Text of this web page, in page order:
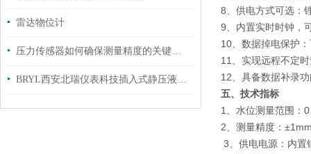
雷达物位计
压力传感器如何确保测量精度的关键步骤？
BRYL西安北瑞仪表科技插入式静压液位计
8、供电方式可选：
9、内置实时时钟，
10、数据掉电保护
11、实现远程不定
12、具备数据补录
五、技术指标
1、水位测量范围：
2、测量精度：
3、供电电源：内置